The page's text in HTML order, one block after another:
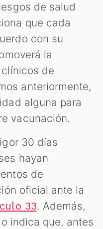
de salud
que cada
con su
la
de
anteriormente,
alguna para
vacunación.
30 días
hayan
de
oficial ante la
33. Además,
indica que, antes